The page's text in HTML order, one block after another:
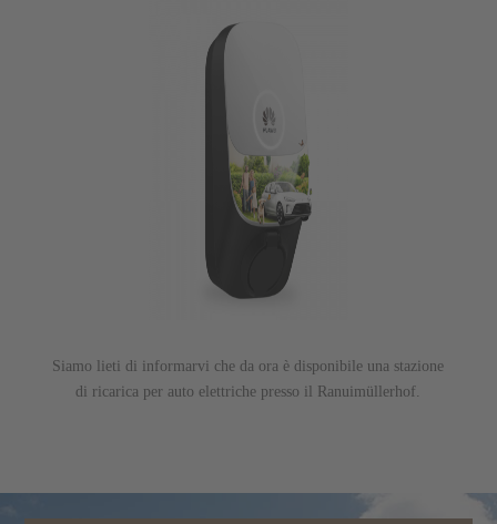
Siamo lieti di informarvi che da ora è disponibile una stazione
di ricarica per auto elettriche presso il Ranuimüllerhof.